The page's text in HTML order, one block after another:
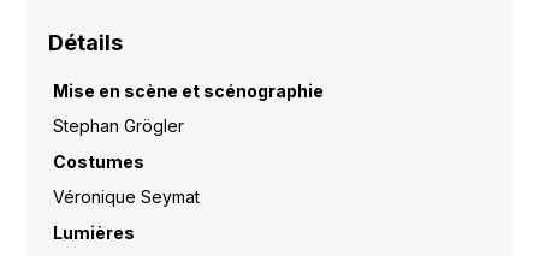
Détails
Mise en scène et scénographie
Stephan Grögler
Costumes
Véronique Seymat
Lumières